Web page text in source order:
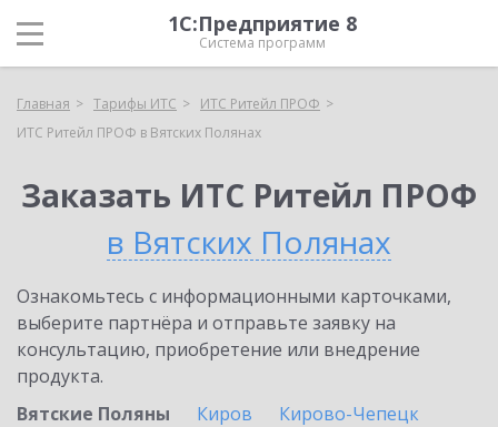
1С:Предприятие 8
Система программ
Главная Тарифы ИТС
ИТС Ритейл ПРОФ
ИТС Ритейл ПРОФ в Вятских Полянах
Заказать ИТС Ритейл ПРОФ
в Вятских Полянах
Ознакомьтесь с информационными карточками,
выберите партнёра и отправьте заявку на
консультацию, приобретение или внедрение
продукта.
Вятские Поляны
Киров
Кирово-Чепецк